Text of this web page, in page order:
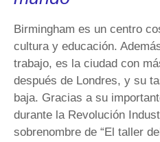
Birmingham es un centro
cultura y educación.
trabajo, es la ciudad con
después de Londres, y su
baja. Gracias a su
durante la Revolución
sobrenombre de “El taller